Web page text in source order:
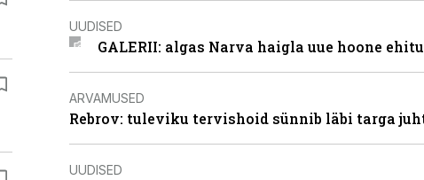
UUDISED
GALERII: algas Narva haigla uue hoone
ARVAMUSED
Rebrov: tuleviku tervishoid sünnib läbi targa
UUDISED